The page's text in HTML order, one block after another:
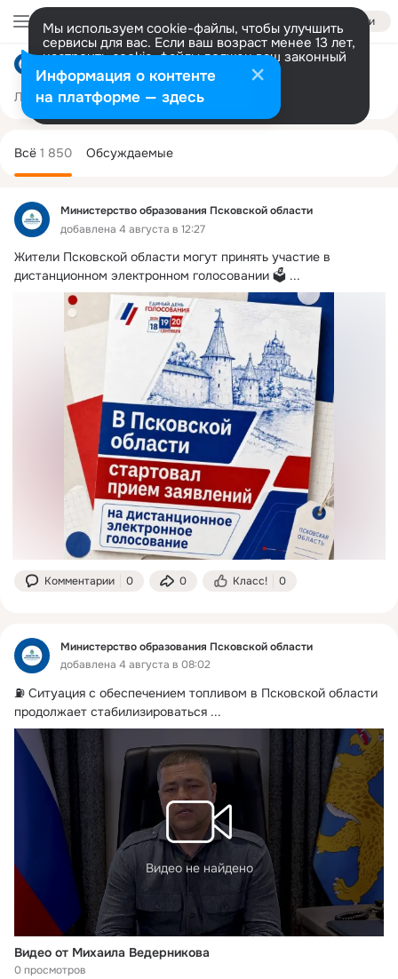
Войти
Мы используем cookie-файлы, чтобы улучшить
сервисы для вас. Если ваш возраст менее 13 лет,
настроить cookie-файлы должен ваш законный
представитель. Больше информации
Разрешить все Настроить
Министерство образования Псковской области
Лента Участники 164 Темы 1.8K
Министерство образования Псковской области
добавлена 4 августа в 12:27
Жители Псковской области могут принять участие в
дистанционном электронном голосовании 🗳️ ...
Комментарии 0 0 Класс! 0
Министерство образования Псковской области
добавлена 4 августа в 08:02
⛽️ Ситуация с обеспечением топливом в Псковской области
продолжает стабилизироваться ...
Видео не найдено
Видео от Михаила Ведерникова
0 просмотров
колонка
Всё 1 850 Обсуждаемые
Информация о контенте
на платформе — здесь